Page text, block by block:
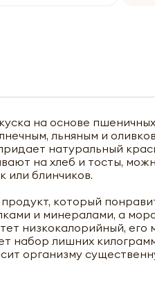
на основе
льняным и
натуральный
на хлеб и тосты,
или блинчиков.
который
и минералами, а
низкокалорийный, его
набор лишних
организму